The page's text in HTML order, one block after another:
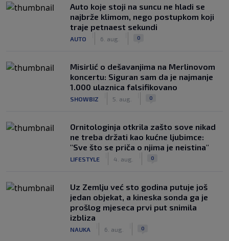
Auto koje stoji na suncu ne hladi se
najbrže klimom, nego postupkom koji
traje petnaest sekundi
AUTO 6. aug. 0
Misirlić o dešavanjima na Merlinovom
koncertu: Siguran sam da je najmanje
1.000 ulaznica falsifikovano
SHOWBIZ 5. aug. 0
Ornitologinja otkrila zašto sove nikad
ne treba držati kao kućne ljubimce:
"Sve što se priča o njima je neistina"
LIFESTYLE 4. aug. 0
Uz Zemlju već sto godina putuje još
jedan objekat, a kineska sonda ga je
prošlog mjeseca prvi put snimila
izbliza
NAUKA 6. aug. 0